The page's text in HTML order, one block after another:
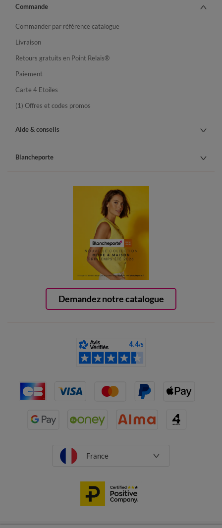
Demandez notre catalogue
Commande
Commander par référence catalogue
Livraison
Retours gratuits en Point Relais®
Paiement
Carte 4 Etoiles
(1) Offres et codes promos
Aide & conseils
Blancheporte
France